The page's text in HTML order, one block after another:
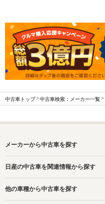
中古車トップ 中古車検索：メーカー一覧
メーカーから中古車を探す
日産の中古車を関連情報から探す
他の車種から中古車を探す